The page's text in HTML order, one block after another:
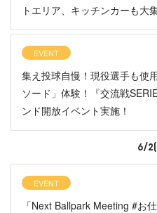
トエリア、キッチンカーも大
EVENT
集え投球自慢！現役選手も使
ソード」体験！『交流戦
ンド開放イベント実施！
6/
EVENT
「Next Ballpark Meeting #お